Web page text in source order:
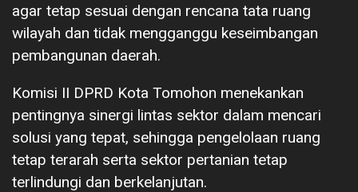
agar tetap sesuai dengan rencana tata ruang
wilayah dan tidak mengganggu keseimbangan
pembangunan daerah.
Komisi II DPRD Kota Tomohon menekankan
pentingnya sinergi lintas sektor dalam mencari
solusi yang tepat, sehingga pengelolaan ruang
tetap terarah serta sektor pertanian tetap
terlindungi dan berkelanjutan.